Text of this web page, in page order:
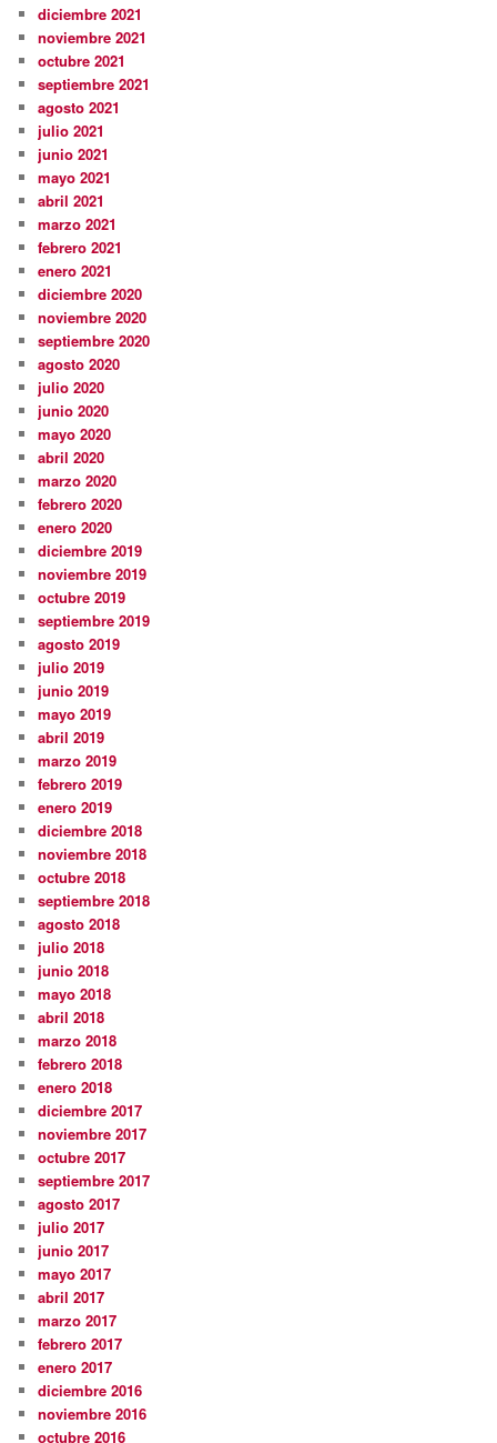
diciembre 2021
noviembre 2021
octubre 2021
septiembre 2021
agosto 2021
julio 2021
junio 2021
mayo 2021
abril 2021
marzo 2021
febrero 2021
enero 2021
diciembre 2020
noviembre 2020
septiembre 2020
agosto 2020
julio 2020
junio 2020
mayo 2020
abril 2020
marzo 2020
febrero 2020
enero 2020
diciembre 2019
noviembre 2019
octubre 2019
septiembre 2019
agosto 2019
julio 2019
junio 2019
mayo 2019
abril 2019
marzo 2019
febrero 2019
enero 2019
diciembre 2018
noviembre 2018
octubre 2018
septiembre 2018
agosto 2018
julio 2018
junio 2018
mayo 2018
abril 2018
marzo 2018
febrero 2018
enero 2018
diciembre 2017
noviembre 2017
octubre 2017
septiembre 2017
agosto 2017
julio 2017
junio 2017
mayo 2017
abril 2017
marzo 2017
febrero 2017
enero 2017
diciembre 2016
noviembre 2016
octubre 2016